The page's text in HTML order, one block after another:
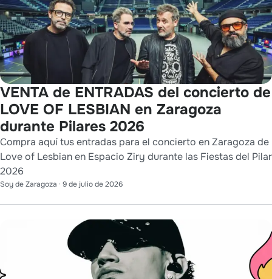
VENTA de ENTRADAS del concierto de
LOVE OF LESBIAN en Zaragoza
durante Pilares 2026
Compra aquí tus entradas para el concierto en Zaragoza de
Love of Lesbian en Espacio Ziry durante las Fiestas del Pilar
2026
Soy de Zaragoza · 9 de julio de 2026